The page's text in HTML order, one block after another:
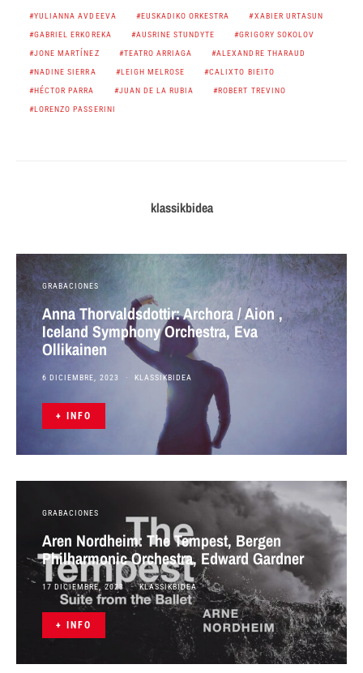
YULIANNA AVDEEVA
EUSKADIKO ORKESTRA
XABIER URTASUN
GABRIEL ERKOREKA
AUSRINE STUNDYTE
GRIGORY SOKOLOV
JONE MARTÍNEZ
TEATRO ARRIAGA
ALEXANDRE THARAUD
NADINE SIERRA
LEIGH MELROSE
CALIXTO BIEITO
HÉCTOR PARRA
JUAN DE LA RUBIA
ROBERT TREVINO
LORENZO PASSERINI
klassikbidea
GRABACIONES
Anna Thorvaldsdottir: Archora / Aion ,
Iceland Symphony Orchestra, Eva
Ollikainen
6 DICIEMBRE, 2023 KLASSIKBIDEA
+ INFO
GRABACIONES
Aren Nordheim: The Tempest, Bergen
Philharmonic Orchestra, Edward Gardner
17 DICIEMBRE, 2023 KLASSIKBIDEA
+ INFO